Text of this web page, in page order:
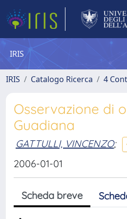
IRIS
IRIS Catalogo Ricerca 4
Osservazione di
Guadiana
GATTULLI, VINCENZO;
2006-01-01
Scheda breve